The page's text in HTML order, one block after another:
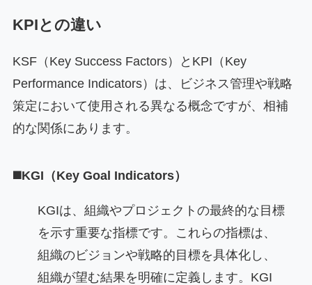
KPIとの違い
KSF（Key Success Factors）とKPI（Key
Performance Indicators）は、ビジネス管理や戦略
策定において使用される異なる概念ですが、相補
的な関係にあります。
◼️KGI（Key Goal Indicators）
KGIは、組織やプロジェクトの最終的な目標
を示す重要な指標です。これらの指標は、
組織のビジョンや戦略的目標を具体化し、
組織が望む結果を明確に定義します。KGI